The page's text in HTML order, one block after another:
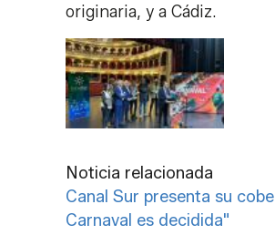
originaria, y a Cádiz.
Noticia relacionada
Canal Sur presenta su
Carnaval es decidida"